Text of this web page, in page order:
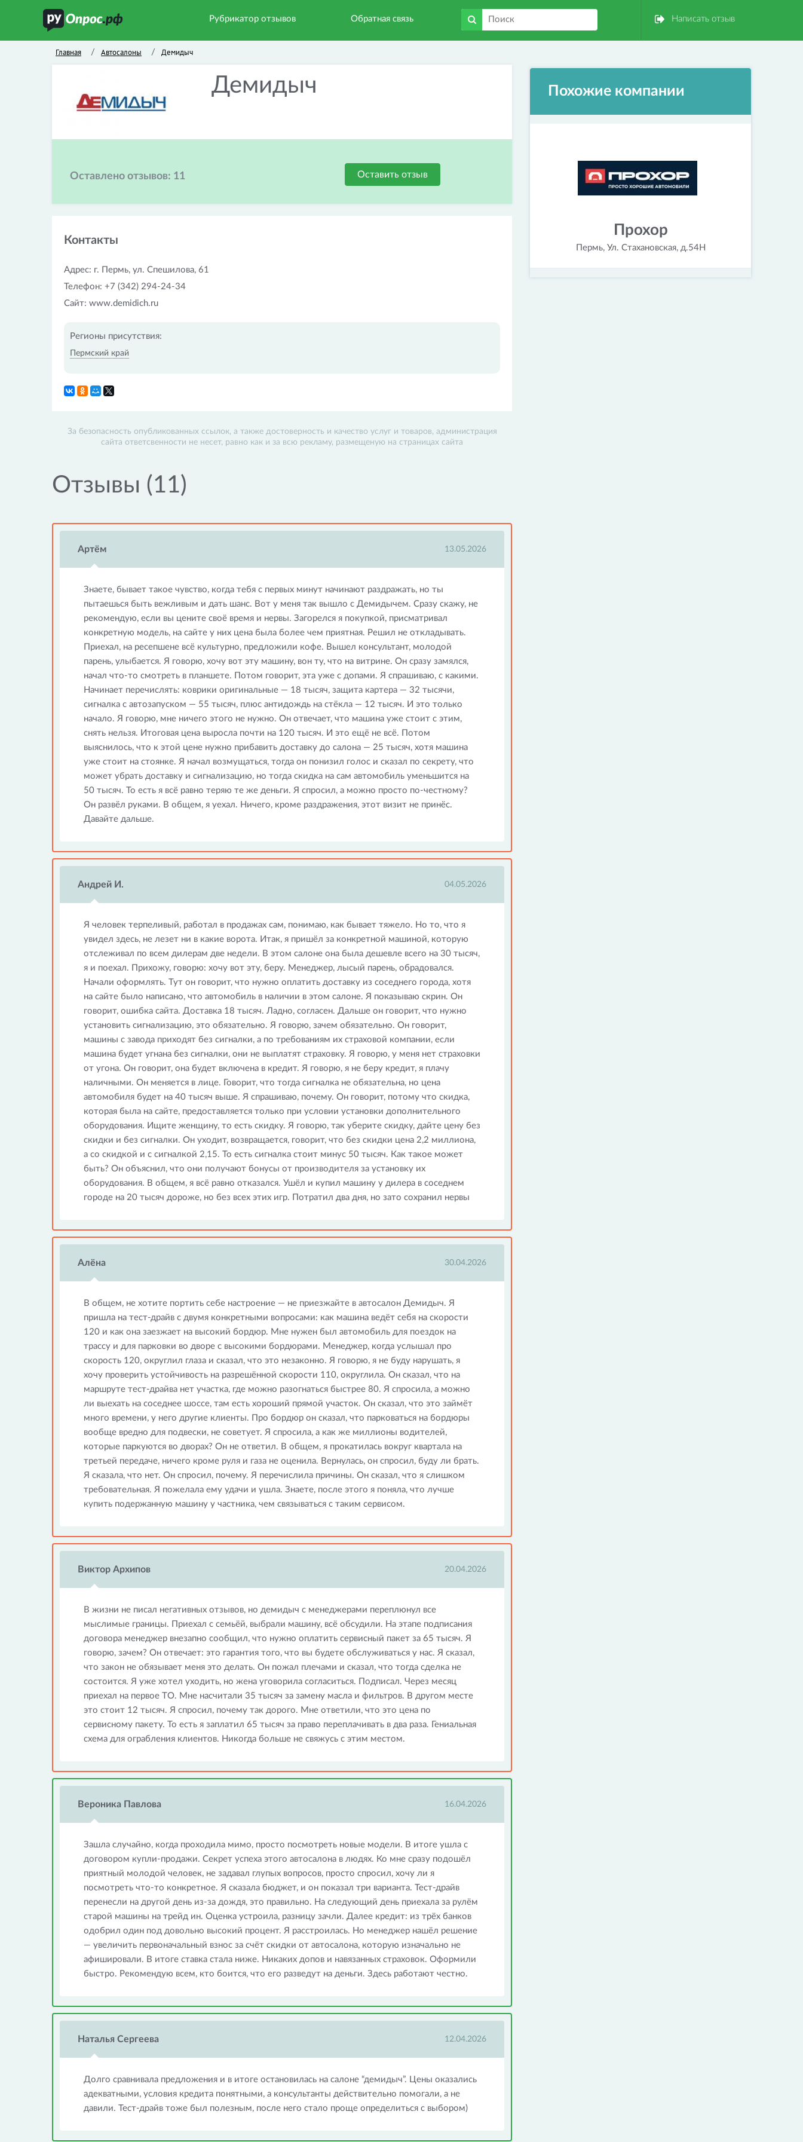
Рубрикатор отзывов Обратная связь Написать отзыв
Главная / Автосалоны / Демидыч
Демидыч
Оставлено отзывов: 11 Оставить отзыв
Контакты
Адрес: г. Пермь, ул. Спешилова, 61
Телефон: +7 (342) 294-24-34
Сайт: www.demidich.ru
Регионы присутствия:
Пермский край
За безопасность опубликованных ссылок, а также достоверность и качество услуг и товаров, администрация
сайта ответсвенности не несет, равно как и за всю рекламу, размещеную на страницах сайта
Отзывы (11)
Артём 13.05.2026
Знаете, бывает такое чувство, когда тебя с первых минут начинают раздражать, но ты
пытаешься быть вежливым и дать шанс. Вот у меня так вышло с Демидычем. Сразу скажу, не
рекомендую, если вы цените своё время и нервы. Загорелся я покупкой, присматривал
конкретную модель, на сайте у них цена была более чем приятная. Решил не откладывать.
Приехал, на ресепшене всё культурно, предложили кофе. Вышел консультант, молодой
парень, улыбается. Я говорю, хочу вот эту машину, вон ту, что на витрине. Он сразу замялся,
начал что-то смотреть в планшете. Потом говорит, эта уже с допами. Я спрашиваю, с какими.
Начинает перечислять: коврики оригинальные — 18 тысяч, защита картера — 32 тысячи,
сигналка с автозапуском — 55 тысяч, плюс антидождь на стёкла — 12 тысяч. И это только
начало. Я говорю, мне ничего этого не нужно. Он отвечает, что машина уже стоит с этим,
снять нельзя. Итоговая цена выросла почти на 120 тысяч. И это ещё не всё. Потом
выяснилось, что к этой цене нужно прибавить доставку до салона — 25 тысяч, хотя машина
уже стоит на стоянке. Я начал возмущаться, тогда он понизил голос и сказал по секрету, что
может убрать доставку и сигнализацию, но тогда скидка на сам автомобиль уменьшится на
50 тысяч. То есть я всё равно теряю те же деньги. Я спросил, а можно просто по-честному?
Он развёл руками. В общем, я уехал. Ничего, кроме раздражения, этот визит не принёс.
Давайте дальше.
Андрей И. 04.05.2026
Я человек терпеливый, работал в продажах сам, понимаю, как бывает тяжело. Но то, что я
увидел здесь, не лезет ни в какие ворота. Итак, я пришёл за конкретной машиной, которую
отслеживал по всем дилерам две недели. В этом салоне она была дешевле всего на 30 тысяч,
я и поехал. Прихожу, говорю: хочу вот эту, беру. Менеджер, лысый парень, обрадовался.
Начали оформлять. Тут он говорит, что нужно оплатить доставку из соседнего города, хотя
на сайте было написано, что автомобиль в наличии в этом салоне. Я показываю скрин. Он
говорит, ошибка сайта. Доставка 18 тысяч. Ладно, согласен. Дальше он говорит, что нужно
установить сигнализацию, это обязательно. Я говорю, зачем обязательно. Он говорит,
машины с завода приходят без сигналки, а по требованиям их страховой компании, если
машина будет угнана без сигналки, они не выплатят страховку. Я говорю, у меня нет страховки
от угона. Он говорит, она будет включена в кредит. Я говорю, я не беру кредит, я плачу
наличными. Он меняется в лице. Говорит, что тогда сигналка не обязательна, но цена
автомобиля будет на 40 тысяч выше. Я спрашиваю, почему. Он говорит, потому что скидка,
которая была на сайте, предоставляется только при условии установки дополнительного
оборудования. Ищите женщину, то есть скидку. Я говорю, так уберите скидку, дайте цену без
скидки и без сигналки. Он уходит, возвращается, говорит, что без скидки цена 2,2 миллиона,
а со скидкой и с сигналкой 2,15. То есть сигналка стоит минус 50 тысяч. Как такое может
быть? Он объяснил, что они получают бонусы от производителя за установку их
оборудования. В общем, я всё равно отказался. Ушёл и купил машину у дилера в соседнем
городе на 20 тысяч дороже, но без всех этих игр. Потратил два дня, но зато сохранил нервы
Алёна 30.04.2026
В общем, не хотите портить себе настроение — не приезжайте в автосалон Демидыч. Я
пришла на тест-драйв с двумя конкретными вопросами: как машина ведёт себя на скорости
120 и как она заезжает на высокий бордюр. Мне нужен был автомобиль для поездок на
трассу и для парковки во дворе с высокими бордюрами. Менеджер, когда услышал про
скорость 120, округлил глаза и сказал, что это незаконно. Я говорю, я не буду нарушать, я
хочу проверить устойчивость на разрешённой скорости 110, округлила. Он сказал, что на
маршруте тест-драйва нет участка, где можно разогнаться быстрее 80. Я спросила, а можно
ли выехать на соседнее шоссе, там есть хороший прямой участок. Он сказал, что это займёт
много времени, у него другие клиенты. Про бордюр он сказал, что парковаться на бордюры
вообще вредно для подвески, не советует. Я спросила, а как же миллионы водителей,
которые паркуются во дворах? Он не ответил. В общем, я прокатилась вокруг квартала на
третьей передаче, ничего кроме руля и газа не оценила. Вернулась, он спросил, буду ли брать.
Я сказала, что нет. Он спросил, почему. Я перечислила причины. Он сказал, что я слишком
требовательная. Я пожелала ему удачи и ушла. Знаете, после этого я поняла, что лучше
купить подержанную машину у частника, чем связываться с таким сервисом.
Виктор Архипов 20.04.2026
В жизни не писал негативных отзывов, но демидыч с менеджерами переплюнул все
мыслимые границы. Приехал с семьёй, выбрали машину, всё обсудили. На этапе подписания
договора менеджер внезапно сообщил, что нужно оплатить сервисный пакет за 65 тысяч. Я
говорю, зачем? Он отвечает: это гарантия того, что вы будете обслуживаться у нас. Я сказал,
что закон не обязывает меня это делать. Он пожал плечами и сказал, что тогда сделка не
состоится. Я уже хотел уходить, но жена уговорила согласиться. Подписал. Через месяц
приехал на первое ТО. Мне насчитали 35 тысяч за замену масла и фильтров. В другом месте
это стоит 12 тысяч. Я спросил, почему так дорого. Мне ответили, что это цена по
сервисному пакету. То есть я заплатил 65 тысяч за право переплачивать в два раза. Гениальная
схема для ограбления клиентов. Никогда больше не свяжусь с этим местом.
Вероника Павлова 16.04.2026
Зашла случайно, когда проходила мимо, просто посмотреть новые модели. В итоге ушла с
договором купли-продажи. Секрет успеха этого автосалона в людях. Ко мне сразу подошёл
приятный молодой человек, не задавал глупых вопросов, просто спросил, хочу ли я
посмотреть что-то конкретное. Я сказала бюджет, и он показал три варианта. Тест-драйв
перенесли на другой день из-за дождя, это правильно. На следующий день приехала за рулём
старой машины на трейд ин. Оценка устроила, разницу зачли. Далее кредит: из трёх банков
одобрил один под довольно высокий процент. Я расстроилась. Но менеджер нашёл решение
— увеличить первоначальный взнос за счёт скидки от автосалона, которую изначально не
афишировали. В итоге ставка стала ниже. Никаких допов и навязанных страховок. Оформили
быстро. Рекомендую всем, кто боится, что его разведут на деньги. Здесь работают честно.
Наталья Сергеева 12.04.2026
Долго сравнивала предложения и в итоге остановилась на салоне “демидыч”. Цены оказались
адекватными, условия кредита понятными, а консультанты действительно помогали, а не
давили. Тест-драйв тоже был полезным, после него стало проще определиться с выбором)
Похожие компании
Прохор
Пермь, Ул. Стахановская, д.54Н